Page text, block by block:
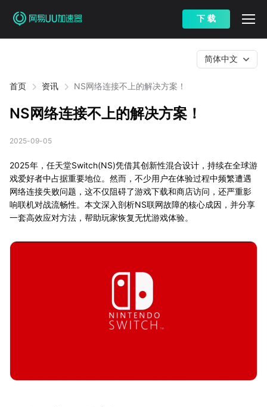
下 载
首页 资讯 NS网络连接不上的解决方案！
简体中文
NS网络连接不上的解决方案！
2025-09-05
2025年，任天堂Switch(NS)凭借其创新性混合设计，持续在全球游
戏爱好者中占据重要地位。然而，不少用户在体验过程中频繁遭遇
网络连接失败问题，这不仅阻碍了游戏下载和商店访问，还严重影
响联机对战流畅性。本文深入剖析NS联网故障的核心成因，并分享
一套高效应对方法，帮助玩家恢复无忧游戏体验。